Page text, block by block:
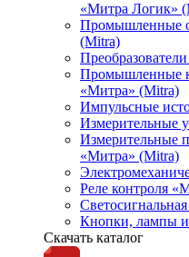
«Митра Логик»
Промышленные
(Mitra)
Промышленные
«Митра» (Mitra)
Импульсные
Измерительные
Измерительные
«Митра» (Mitra)
Реле контроля
Кнопки, лампы и
Скачать каталог